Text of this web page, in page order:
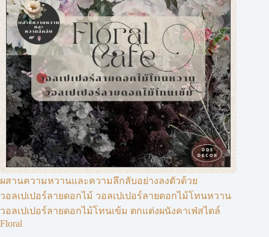
ผสานความหวานและความลึกลับอย่างลงตัวด้วย
วอลเปเปอร์ลายดอกไม้ วอลเปเปอร์ลายดอกไม้โทนหวาน
วอลเปเปอร์ลายดอกไม้โทนเข้ม ตกแต่งผนังคาเฟ่สไตล์
Floral